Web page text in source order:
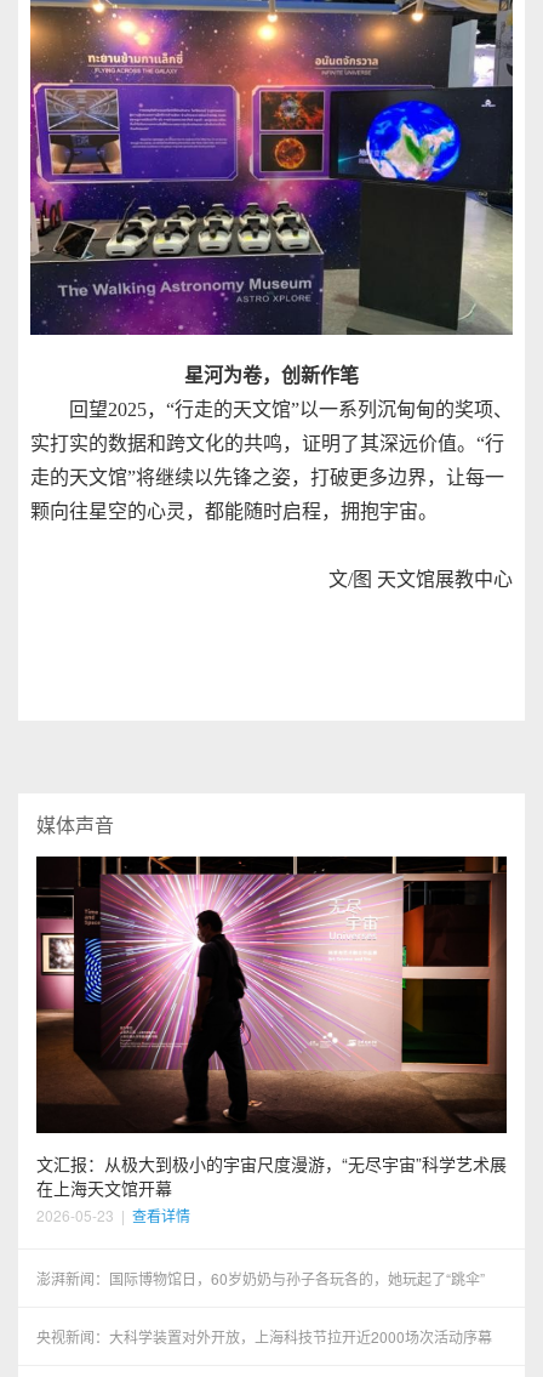
星河为卷，创新作笔
回望2025，“行走的天文馆”以一系列沉甸甸的奖项、
实打实的数据和跨文化的共鸣，证明了其深远价值。“行
走的天文馆”将继续以先锋之姿，打破更多边界，让每一
颗向往星空的心灵，都能随时启程，拥抱宇宙。
文/图 天文馆展教中心
媒体声音
文汇报：从极大到极小的宇宙尺度漫游，“无尽宇宙”科学艺术展
在上海天文馆开幕
2026-05-23 | 查看详情
澎湃新闻：国际博物馆日，60岁奶奶与孙子各玩各的，她玩起了“跳伞”
央视新闻：大科学装置对外开放，上海科技节拉开近2000场次活动序幕